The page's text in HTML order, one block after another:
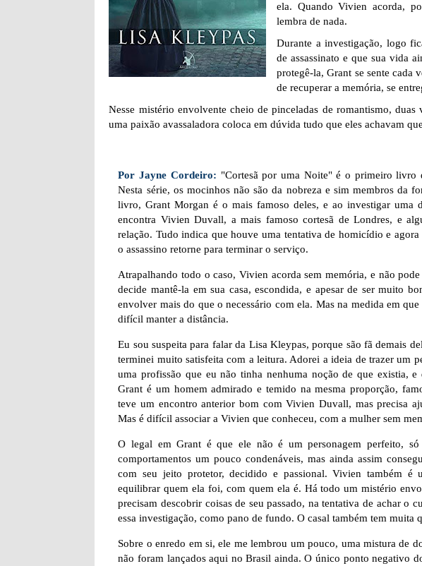
ela. Quando Vivien acorda,
lembra de nada.
Durante a investigação, logo
de assassinato e que sua vida
protegê-la, Grant se sente cada
de recuperar a memória, se
Nesse mistério envolvente cheio de pinceladas de romantismo, duas
uma paixão avassaladora coloca em dúvida tudo que eles achavam
Por Jayne Cordeiro: "Cortesã por uma Noite" é o primeiro livro
Nesta série, os mocinhos não são da nobreza e sim membros da
livro, Grant Morgan é o mais famoso deles, e ao investigar uma
encontra Vivien Duvall, a mais famoso cortesã de Londres, e
relação. Tudo indica que houve uma tentativa de homicídio e agora
o assassino retorne para terminar o serviço.
Atrapalhando todo o caso, Vivien acorda sem memória, e não
decide mantê-la em sua casa, escondida, e apesar de ser muito
envolver mais do que o necessário com ela. Mas na medida em
difícil manter a distância.
Eu sou suspeita para falar da Lisa Kleypas, porque são fã demais
terminei muito satisfeita com a leitura. Adorei a ideia de trazer um
uma profissão que eu não tinha nenhuma noção de que existia,
Grant é um homem admirado e temido na mesma proporção,
teve um encontro anterior bom com Vivien Duvall, mas precisa
Mas é difícil associar a Vivien que conheceu, com a mulher sem
O legal em Grant é que ele não é um personagem perfeito,
comportamentos um pouco condenáveis, mas ainda assim
com seu jeito protetor, decidido e passional. Vivien também é
equilibrar quem ela foi, com quem ela é. Há todo um mistério
precisam descobrir coisas de seu passado, na tentativa de achar o
essa investigação, como pano de fundo. O casal também tem muita
Sobre o enredo em si, ele me lembrou um pouco, uma mistura de
não foram lançados aqui no Brasil ainda. O único ponto negativo